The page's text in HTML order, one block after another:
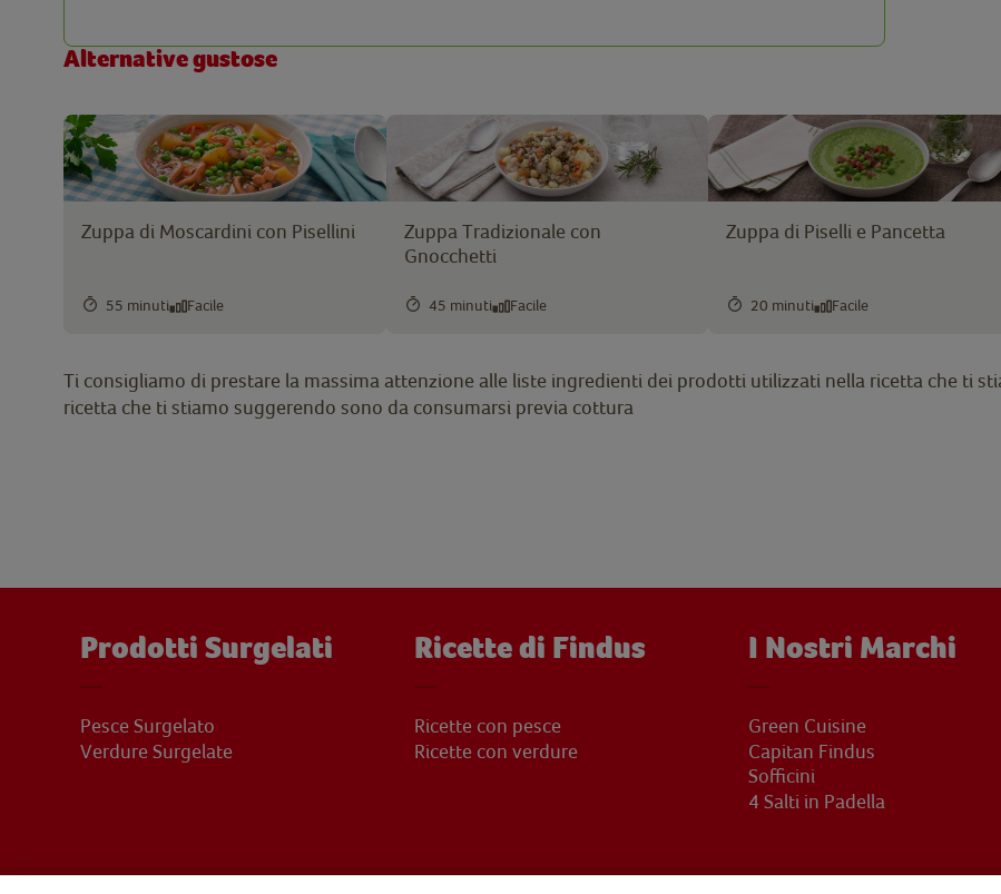
Alternative gustose
Zuppa di Moscardini con Pisellini
55 minuti Facile
Zuppa Tradizionale con
Gnocchetti
45 minuti Facile
Zuppa di Piselli e Pancetta
20 minuti Facile
Ti consigliamo di prestare la massima attenzione alle liste ingredienti dei prodotti utilizzati nella ricetta che ti
ricetta che ti stiamo suggerendo sono da consumarsi previa cottura
Prodotti Surgelati
Pesce Surgelato
Verdure Surgelate
Ricette di Findus
Ricette con pesce
Ricette con verdure
I Nostri Marchi
Green Cuisine
Capitan Findus
Sofficini
4 Salti in Padella